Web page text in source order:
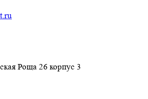
Роща 26 корпус 3